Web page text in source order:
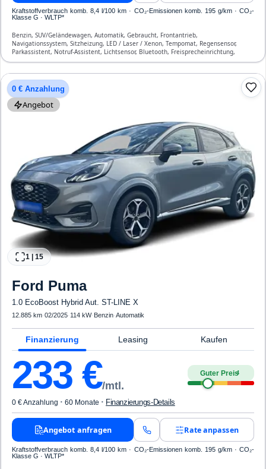
Kraftstoffverbrauch komb. 8,4 l/100 km · CO₂-Emissionen komb. 195 g/km · CO₂-
Klasse G · WLTP*
Benzin, SUV/Geländewagen, Automatik, Gebraucht, Frontantrieb,
Navigationssystem, Sitzheizung, LED / Laser / Xenon, Tempomat, Regensensor,
Parkassistent, Notruf-Assistent, Lichtsensor, Bluetooth, Freisprecheinrichtung,
Verkehrszeichen-Erkennung, ESP, ABS, Klimaautomatik, Front-, Seiten- und weitere
0 € Anzahlung
Angebot
1 15
Ford Puma
1.0 EcoBoost Hybrid Aut. ST-LINE X
12.885 km·02/2025· 114 kW· Benzin·Automatik
Finanzierung Leasing Kaufen
233 €/mtl.
Guter Preis4
0 € Anzahlung · 60 Monate · Finanzierungs-Details
Angebot anfragen Rate anpassen
Kraftstoffverbrauch komb. 8,4 l/100 km · CO₂-Emissionen komb. 195 g/km · CO₂-
Klasse G · WLTP*